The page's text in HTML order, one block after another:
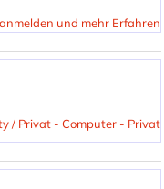
und mehr Erfahren
/ Privat - Computer - Privat